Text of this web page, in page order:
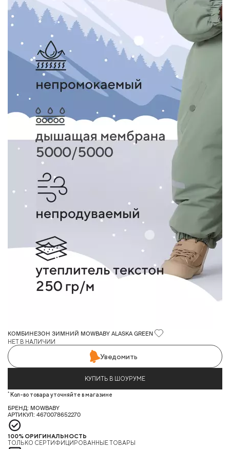
КОМБИНЕЗОН ЗИМНИЙ MOWBABY ALASKA GREEN
НЕТ В НАЛИЧИИ
Уведомить
КУПИТЬ В ШОУРУМЕ
* Кол-во товара уточняйте в магазине
БРЕНД: MOWBABY
АРТИКУЛ: 4670078652270
100% ОРИГИНАЛЬНОСТЬ
ТОЛЬКО СЕРТИФИЦИРОВАННЫЕ ТОВАРЫ